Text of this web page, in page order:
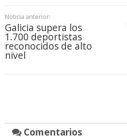
Noticia anterior:
Galicia supera los
1.700 deportistas
reconocidos de alto
nivel
Comentarios